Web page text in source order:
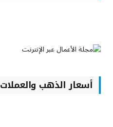
أسعار الذهب والعملات